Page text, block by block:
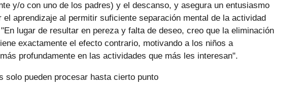
y/o con uno de los padres) y el descanso, y asegura un entusiasmo
el aprendizaje al permitir suficiente separación mental de la actividad
lugar de resultar en pereza y falta de deseo, creo que la eliminación
exactamente el efecto contrario, motivando a los niños a
profundamente en las actividades que más les interesan".
solo pueden procesar hasta cierto punto